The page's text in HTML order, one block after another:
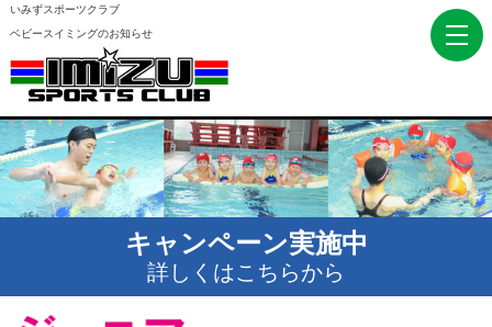
いみずスポーツクラブ
ベビースイミングのお知らせ
キャンペーン実施中
詳しくはこちらから